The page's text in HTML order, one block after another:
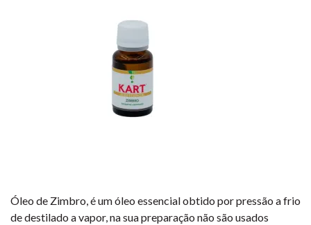
Óleo de Zimbro, é um óleo essencial obtido por pressão a frio
de destilado a vapor, na sua preparação não são usados